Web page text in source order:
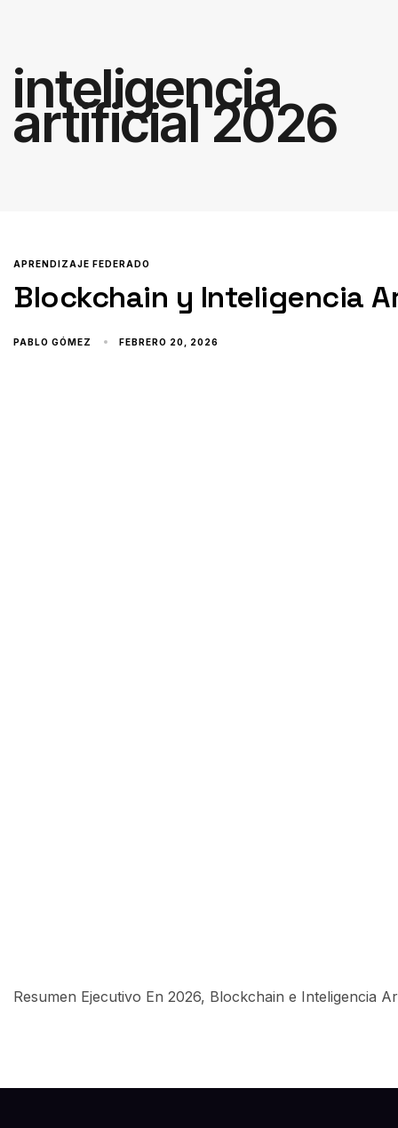
inteligencia
artificial 2026
APRENDIZAJE FEDERADO
Blockchain y Inteligencia
PABLO GÓMEZ FEBRERO 20, 2026
Resumen Ejecutivo En 2026, Blockchain e Inteligencia